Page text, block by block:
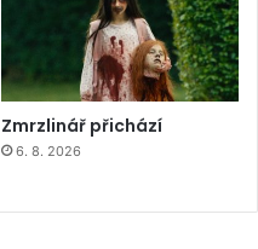
Zmrzlinář přichází
6. 8. 2026